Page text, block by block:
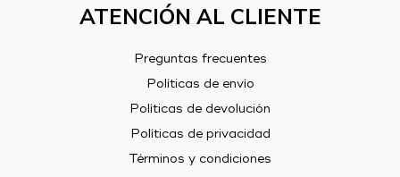
ATENCIÓN AL CLIENTE
Preguntas frecuentes
Políticas de envío
Políticas de devolución
Políticas de privacidad
Términos y condiciones